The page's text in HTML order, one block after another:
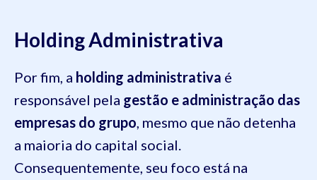
Holding Administrativa
Por fim, a holding administrativa é
responsável pela gestão e administração das
empresas do grupo , mesmo que não detenha
a maioria do capital social.
Consequentemente, seu foco está na